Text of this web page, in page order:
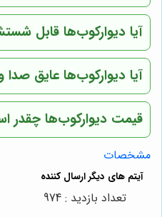
آیا دیوارکوب‌ها قابل
آیا دیوارکوب‌ها عایق
قیمت دیوارکوب‌ها چقدر
مشخصات
تعداد بازدید : 974